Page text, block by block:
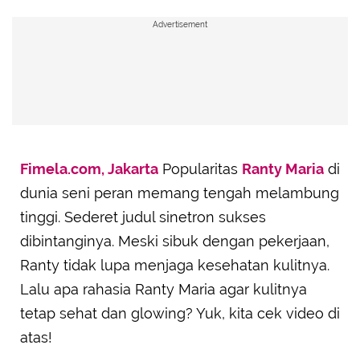
Fimela.com, Jakarta Popularitas Ranty Maria di
dunia seni peran memang tengah melambung
tinggi. Sederet judul sinetron sukses
dibintanginya. Meski sibuk dengan pekerjaan,
Ranty tidak lupa menjaga kesehatan kulitnya.
Lalu apa rahasia Ranty Maria agar kulitnya
tetap sehat dan glowing? Yuk, kita cek video di
atas!